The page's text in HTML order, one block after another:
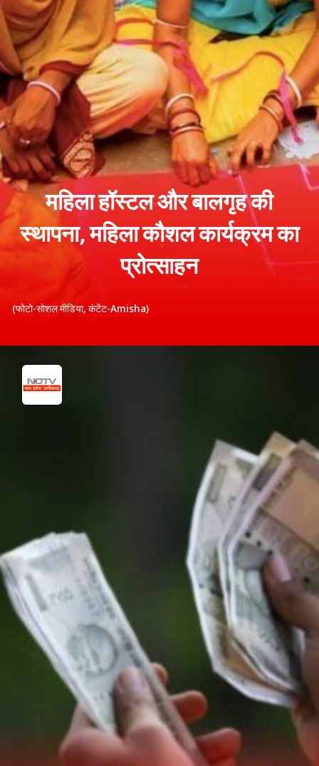
महिला हॉस्टल और बालगृह की
स्थापना, महिला कौशल कार्यक्रम का
प्रोत्साहन
(फोटो-सोशल मीडिया, कंटेंट-Amisha)